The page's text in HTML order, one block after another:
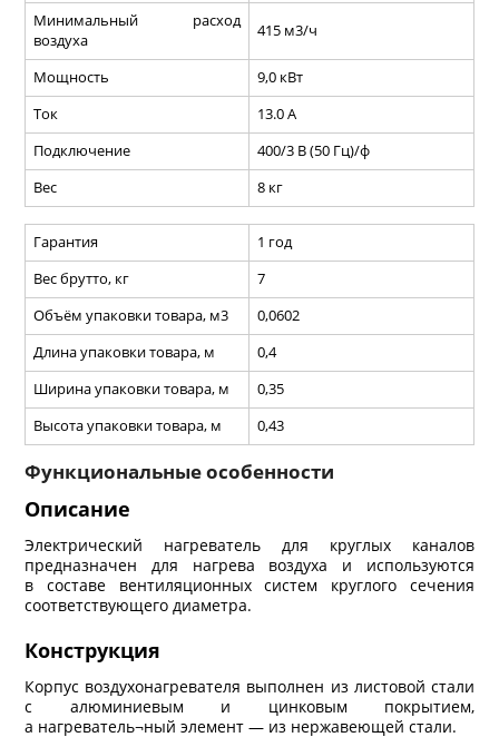
Минимальный расход
воздуха
415 м3/ч
Мощность
9,0 кВт
Ток
13.0 А
Подключение
400/3 В (50 Гц)/ф
Вес
8 кг
Гарантия
1 год
Вес брутто, кг
7
Объём упаковки товара, м3
0,0602
Длина упаковки товара, м
0,4
Ширина упаковки товара, м
0,35
Высота упаковки товара, м
0,43
Функциональные особенности
Описание
Электрический нагреватель для круглых каналов
предназначен для нагрева воздуха и используются
в составе вентиляционных систем круглого сечения
соответствующего диаметра.
Конструкция
Корпус воздухонагревателя выполнен из листовой стали
с алюминиевым и цинковым покрытием,
а нагреватель¬ный элемент — из нержавеющей стали.